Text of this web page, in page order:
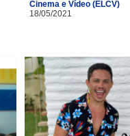
Cinema e Vídeo (ELCV)
18/05/2021